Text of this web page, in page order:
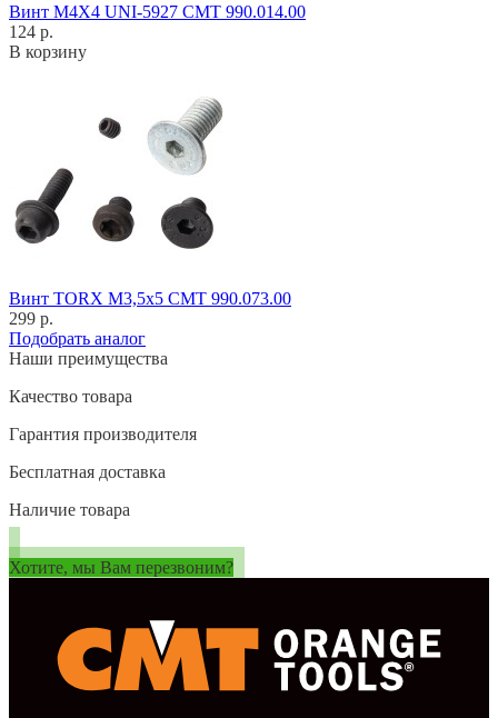
Винт M4X4 UNI-5927 CMT 990.014.00
124 р.
В корзину
Винт TORX M3,5x5 CMT 990.073.00
299 р.
Подобрать аналог
Наши преимущества
Качество товара
Гарантия производителя
Бесплатная доставка
Наличие товара
Хотите, мы Вам перезвоним?